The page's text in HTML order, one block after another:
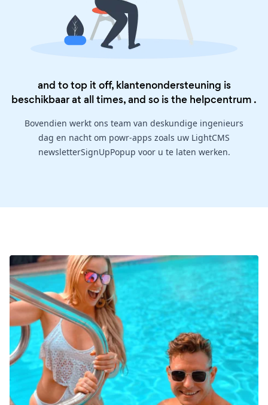
and to top it off, klantenondersteuning is
beschikbaar at all times, and so is the helpcentrum .
Bovendien werkt ons team van deskundige ingenieurs
dag en nacht om powr-apps zoals uw LightCMS
newsletterSignUpPopup voor u te laten werken.